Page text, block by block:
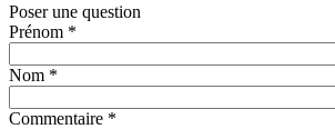
Poser une question
Prénom *
Nom *
Commentaire *